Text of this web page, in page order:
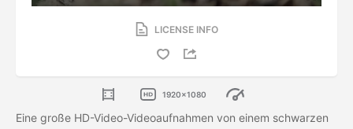
LICENSE INFO
1920x1080
Eine große HD-Video-Videoaufnahmen von einem schwarzen